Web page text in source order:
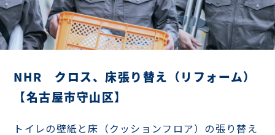
NHR クロス、床張り替え（リフォーム）
【名古屋市守山区】
トイレの壁紙と床（クッションフロア）の張り替え